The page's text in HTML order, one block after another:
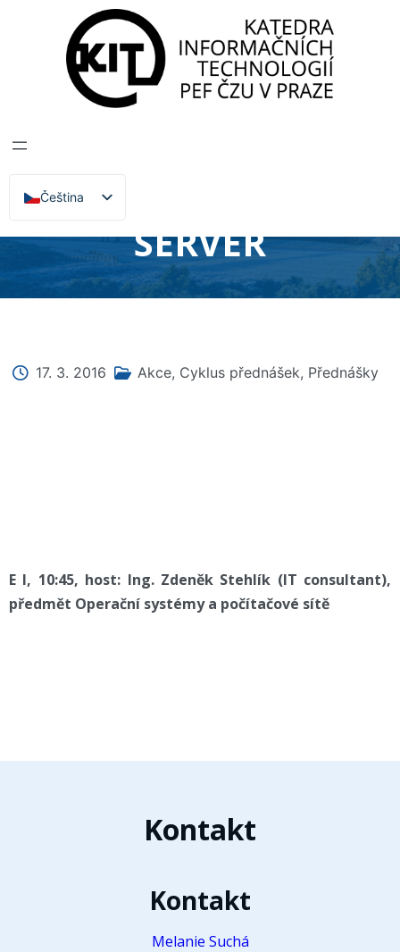
Čeština
English
informačních technologií
Zprávy, Akce,
PŘEDNÁŠKA:
ENTERPRISE
SERVER
17. 3. 2016 Akce, Cyklus přednášek, Přednášky
E I, 10:45, host: Ing. Zdeněk Stehlík (IT consultant),
předmět Operační systémy a počítačové sítě
Kontakt
Kontakt
Melanie Suchá